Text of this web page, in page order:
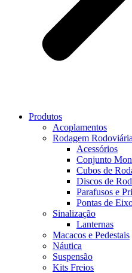
Produtos
Acoplamentos
Rodagem Rodoviária
Acessórios
Conjunto
Cubos de
Discos de
Parafusos e
Pontas de
Sinalização
Lanternas
Macacos e Pedestais
Náutica
Suspensão
Kits Freios